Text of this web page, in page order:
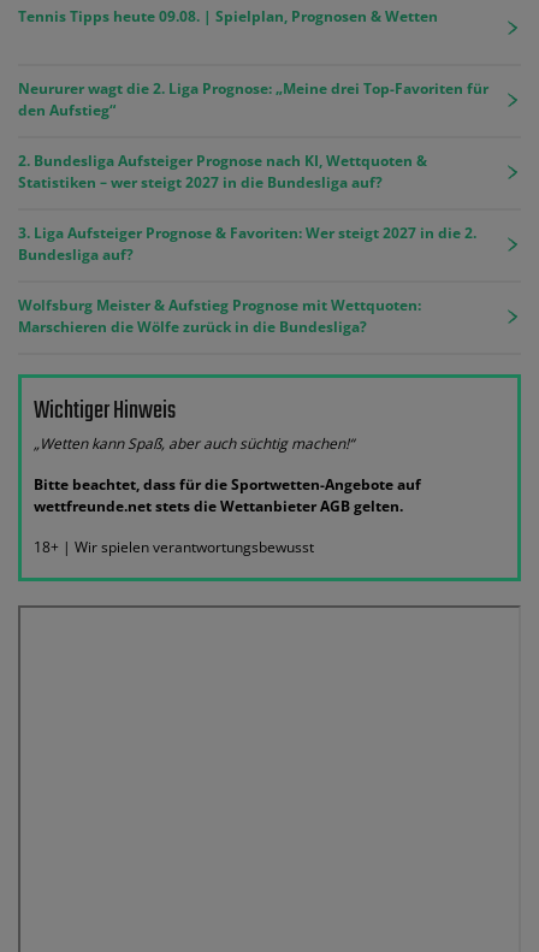
Tennis Tipps heute 09.08. | Spielplan, Prognosen & Wetten
Neururer wagt die 2. Liga Prognose: „Meine drei Top-Favoriten für
den Aufstieg“
2. Bundesliga Aufsteiger Prognose nach KI, Wettquoten &
Statistiken – wer steigt 2027 in die Bundesliga auf?
3. Liga Aufsteiger Prognose & Favoriten: Wer steigt 2027 in die 2.
Bundesliga auf?
Wolfsburg Meister & Aufstieg Prognose mit Wettquoten:
Marschieren die Wölfe zurück in die Bundesliga?
Wichtiger Hinweis
„Wetten kann Spaß, aber auch süchtig machen!“
Bitte beachtet, dass für die Sportwetten-Angebote auf
wettfreunde.net stets die Wettanbieter AGB gelten.
18+ | Wir spielen verantwortungsbewusst